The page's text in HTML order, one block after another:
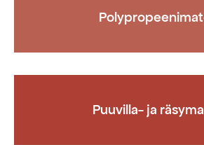
Puuvilla- ja